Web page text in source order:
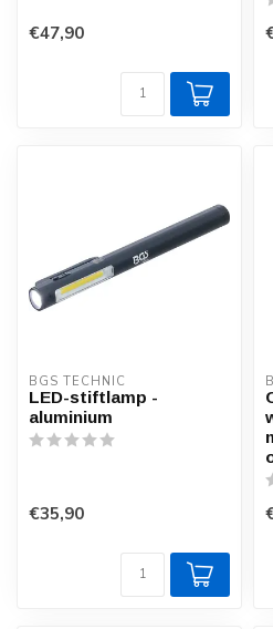
€47,90
BGS TECHNIC
LED-stiftlamp -
aluminium
€35,90